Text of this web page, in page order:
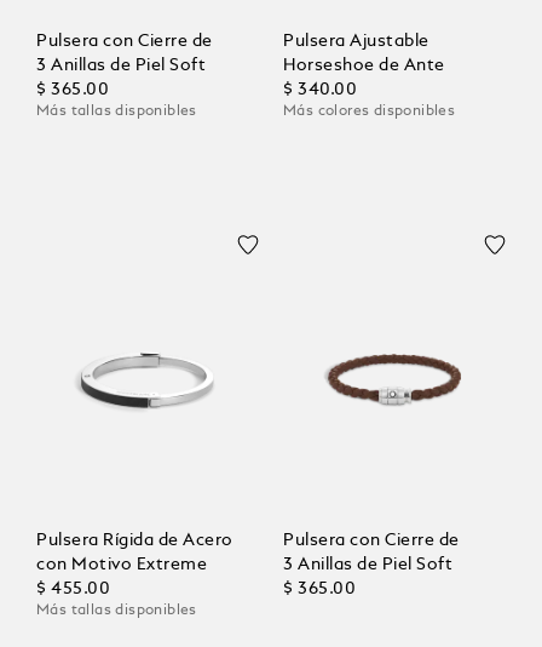
Pulsera con Cierre de
3 Anillas de Piel Soft
$ 365.00
Más tallas disponibles
Pulsera Ajustable
Horseshoe de Ante
$ 340.00
Más colores disponibles
Pulsera Rígida de Acero
con Motivo Extreme
$ 455.00
Más tallas disponibles
Pulsera con Cierre de
3 Anillas de Piel Soft
$ 365.00